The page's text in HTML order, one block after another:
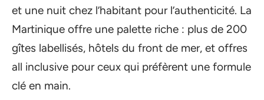
et une nuit chez l’habitant pour l’authenticité. La
Martinique offre une palette riche : plus de 200
gîtes labellisés, hôtels du front de mer, et offres
all inclusive pour ceux qui préfèrent une formule
clé en main.